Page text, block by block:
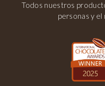
Todos nuestros
personas y